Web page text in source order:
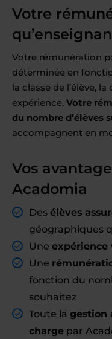
Votre
Votre rémunération
déterminée en
la classe de l’élève,
expérience. Votre
du nombre d’élèves
accompagnent en
Vos
Acadomia
Des élèves
géographiques
Une expérience
Une
fonction du
souhaitez
Toute la gestion
charge par